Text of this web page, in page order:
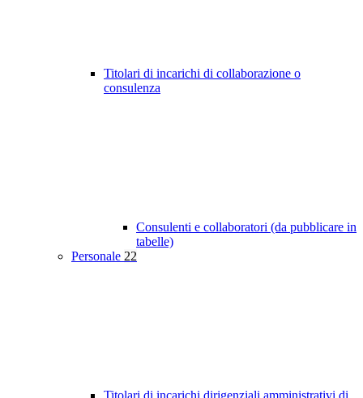
Titolari di incarichi di collaborazione o
consulenza
Consulenti e collaboratori (da pubblicare in
tabelle)
Personale 22